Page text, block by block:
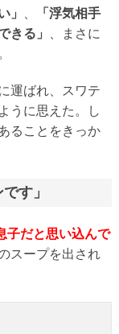
」
「浮気相手
きる」
、まさに
運ばれ、スワテ
うに思えた。し
ることをきっか
す」
子だと思い込んで
スープを出され